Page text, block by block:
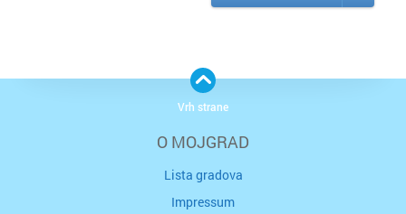
O MOJGRAD
Lista gradova
Impressum
Vrh strane